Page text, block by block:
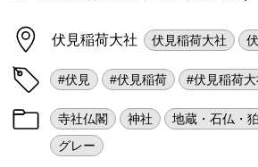
伏見稲荷大社 伏見稲荷大社
#伏見 #伏見稲荷 #伏見稲荷大
寺社仏閣 神社 地蔵・石仏・
グレー